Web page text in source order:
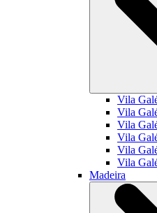
Vila
Vila
Vila
Vila
Vila
Vila
Madeira